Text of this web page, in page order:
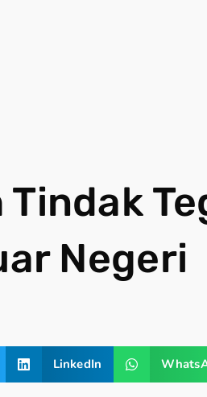
Negeri
LinkedIn